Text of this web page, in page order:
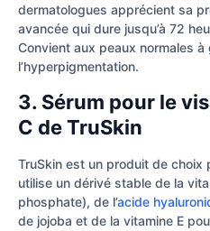
dermatologues apprécient sa
avancée qui dure jusqu’à 72
Convient aux peaux normales
l’hyperpigmentation.
3. Sérum pour le
C de TruSkin
TruSkin est un produit de
utilise un dérivé stable de la
phosphate), de l’acide
de jojoba et de la vitamine E